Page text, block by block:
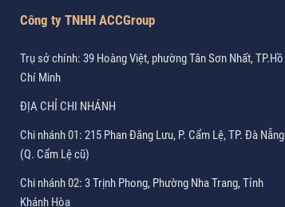
Công ty TNHH ACCGroup
Trụ sở chính: 39 Hoàng Việt, phường Tân Sơn Nhất, TP.Hồ
Chí Minh
ĐỊA CHỈ CHI NHÁNH
Chi nhánh 01: 215 Phan Đăng Lưu, P. Cẩm Lệ, TP. Đà Nẵng
(Q. Cẩm Lệ cũ)
Chi nhánh 02: 3 Trịnh Phong, Phường Nha Trang, Tỉnh
Khánh Hòa